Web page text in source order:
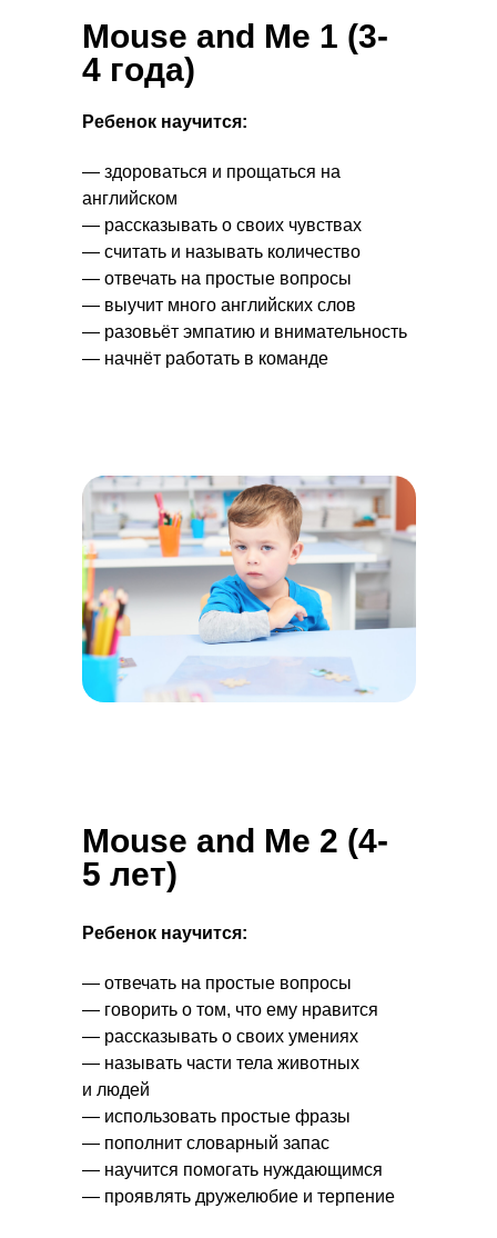
Mouse and Me 1 (3-
4 года)
Ребенок научится:
— здороваться и прощаться на
английском
— рассказывать о своих чувствах
— считать и называть количество
— отвечать на простые вопросы
— выучит много английских слов
— разовьёт эмпатию и внимательность
— начнёт работать в команде
Mouse and Me 2 (4-
5 лет)
Ребенок научится:
— отвечать на простые вопросы
— говорить о том, что ему нравится
— рассказывать о своих умениях
— называть части тела животных
и людей
— использовать простые фразы
— пополнит словарный запас
— научится помогать нуждающимся
— проявлять дружелюбие и терпение